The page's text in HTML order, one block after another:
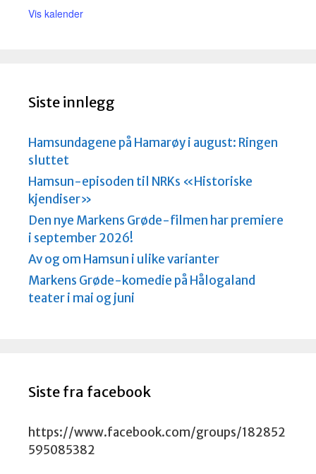
Vis kalender
Siste innlegg
Hamsundagene på Hamarøy i august: Ringen
sluttet
Hamsun-episoden til NRKs «Historiske
kjendiser»
Den nye Markens Grøde-filmen har premiere
i september 2026!
Av og om Hamsun i ulike varianter
Markens Grøde-komedie på Hålogaland
teater i mai og juni
Siste fra facebook
https://www.facebook.com/groups/182852
595085382